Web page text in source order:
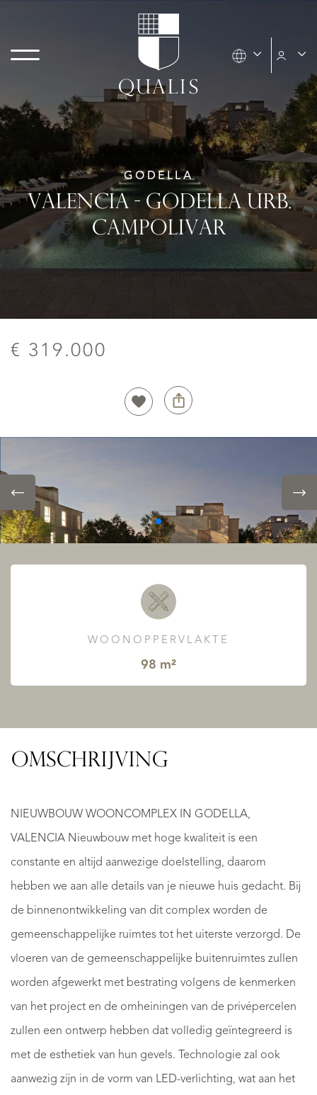
GODELLA
VALENCIA - GODELLA URB.
CAMPOLIVAR
€ 319.000
WOONOPPERVLAKTE
98 m²
OMSCHRIJVING
NIEUWBOUW WOONCOMPLEX IN GODELLA,
VALENCIA Nieuwbouw met hoge kwaliteit is een
constante en altijd aanwezige doelstelling, daarom
hebben we aan alle details van je nieuwe huis gedacht. Bij
de binnenontwikkeling van dit complex worden de
gemeenschappelijke ruimtes tot het uiterste verzorgd. De
vloeren van de gemeenschappelijke buitenruimtes zullen
worden afgewerkt met bestrating volgens de kenmerken
van het project en de omheiningen van de privépercelen
zullen een ontwerp hebben dat volledig geïntegreerd is
met de esthetiek van hun gevels. Technologie zal ook
aanwezig zijn in de vorm van LED-verlichting, wat aan het